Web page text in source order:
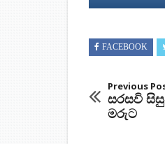
FACEBOOK
Previous
සරසවි
මරුට